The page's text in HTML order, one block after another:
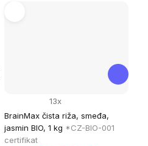
BrainMax čista riža, smeđa,
jasmin BIO, 1 kg *CZ-BIO-001
certifikat
13x